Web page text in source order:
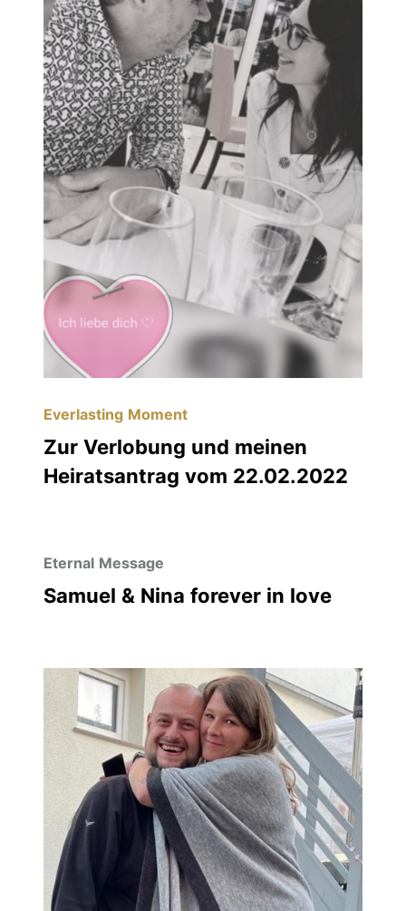
Everlasting Moment
Zur Verlobung und meinen
Heiratsantrag vom 22.02.2022
Eternal Message
Samuel & Nina forever in love